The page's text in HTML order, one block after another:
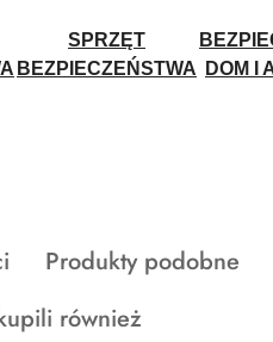
SPRZĘT
BEZPIECZEŃSTWA
DOM I
Produkty
statusie:
Produkty podobne
również